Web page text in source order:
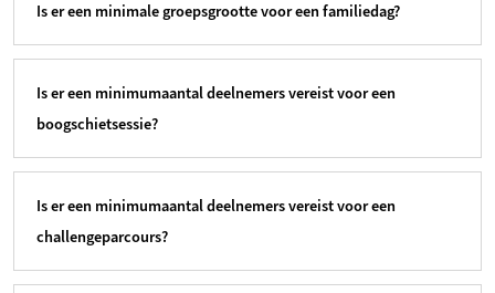
Is er een minimale groepsgrootte voor een familiedag?
Is er een minimumaantal deelnemers vereist voor een
boogschietsessie?
Is er een minimumaantal deelnemers vereist voor een
challengeparcours?